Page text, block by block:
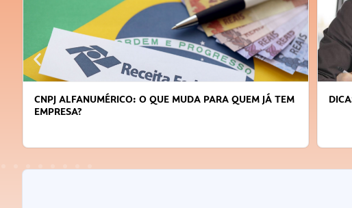
DICAS PARA OBTER CRÉDITO